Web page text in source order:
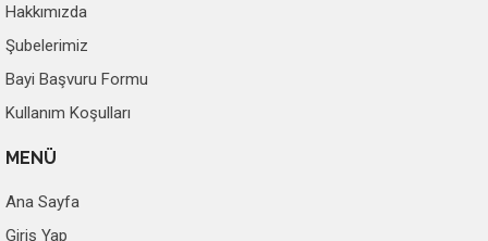
Hakkımızda
Şubelerimiz
Bayi Başvuru Formu
Kullanım Koşulları
MENÜ
Ana Sayfa
Giriş Yap